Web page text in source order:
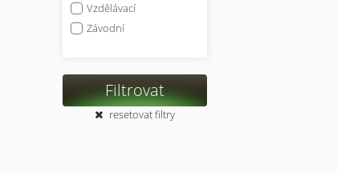
Vzdělávací
Závodní
Filtrovat
resetovat filtry